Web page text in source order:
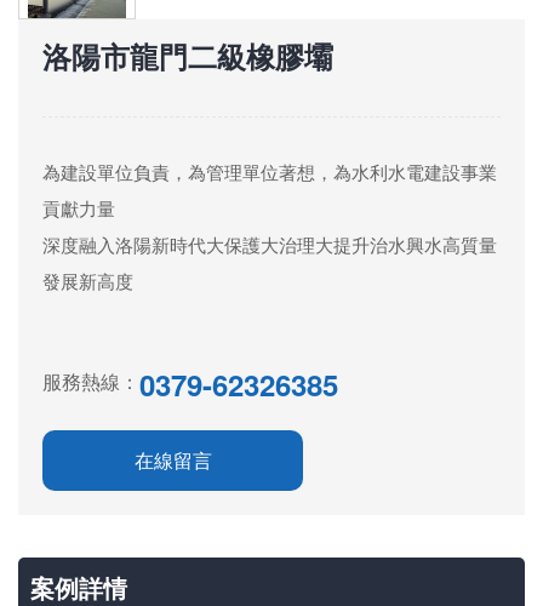
洛陽市龍門二級橡膠壩
為建設單位負責，為管理單位著想，為水利水電建設事業
貢獻力量
深度融入洛陽新時代大保護大治理大提升治水興水高質量
發展新高度
服務熱線： 0379-62326385
在線留言
案例詳情